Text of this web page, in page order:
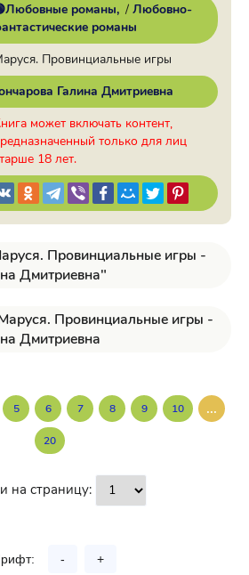
романы / Любовно-
романы
Провинциальные игры
Галина Дмитриевна
может включать контент,
только для лиц
18 лет.
Провинциальные игры -
Дмитриевна"
Провинциальные игры -
Дмитриевна
5 6 7 8 9 10 ...
20
на страницу:
- +